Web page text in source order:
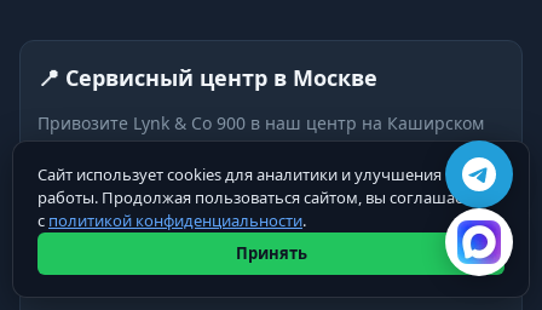
📍 Сервисный центр в Москве
Привозите Lynk & Co 900 в наш центр на Каширском
Работаем ежедневно
🚗 Выезд к вашему 900
Сайт использует cookies для аналитики и улучшения
работы. Продолжая пользоваться сайтом, вы соглашаетесь
с политикой конфиденциальности.
Принять